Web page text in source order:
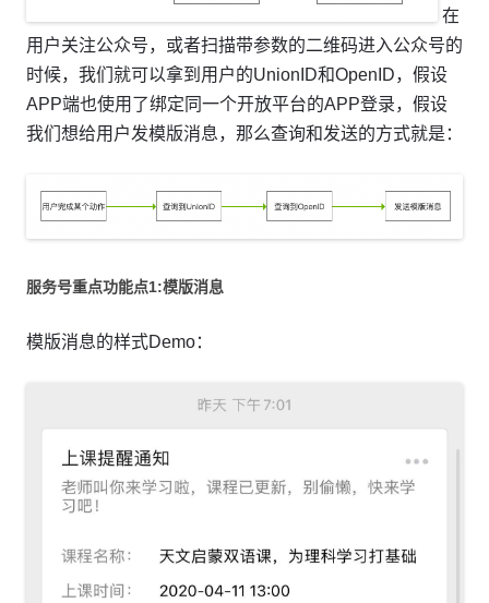
在
用户关注公众号，或者扫描带参数的二维码进入公众号的
时候，我们就可以拿到用户的UnionID和OpenID，假设
APP端也使用了绑定同一个开放平台的APP登录，假设
我们想给用户发模版消息，那么查询和发送的方式就是：
服务号重点功能点1:模版消息
模版消息的样式Demo：